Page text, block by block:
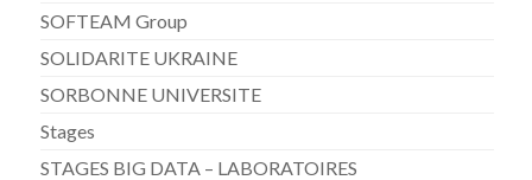
SOFTEAM Group
SOLIDARITE UKRAINE
SORBONNE UNIVERSITE
Stages
STAGES BIG DATA – LABORATOIRES